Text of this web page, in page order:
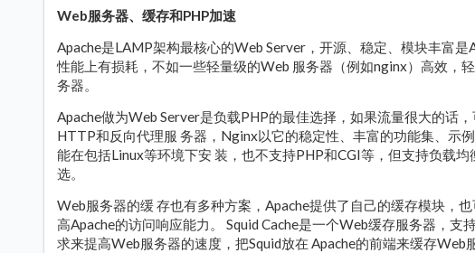
Web服务器、缓存和PHP加速
Apache是LAMP架构最核心的Web Server，开源、稳定、模块丰富
性能上有损耗，不如一些轻量级的Web 服务器（例如nginx）高效，
务器。
Apache做为Web Server是负载PHP的最佳选择，如果流量很大的话
HTTP和反向代理服 务器，Nginx以它的稳定性、丰富的功能集、示
能在包括Linux等环境下安 装，也不支持PHP和CGI等，但支持负载
选。
Web服务器的缓 存也有多种方案，Apache提供了自己的缓存模块，
高Apache的访问响应能力。 Squid Cache是一个Web缓存服务器，
求来提高Web服务器的速度，把Squid放在 Apache的前端来缓存